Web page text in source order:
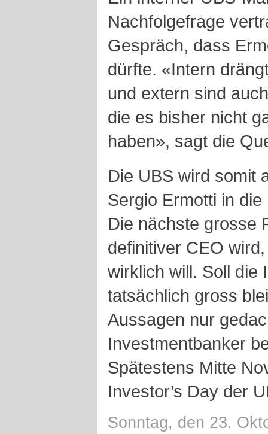
Nachfolgefrage
Gespräch, dass
dürfte. «Intern
und extern sind
die es bisher nicht
haben», sagt die
Die UBS wird somit
Sergio Ermotti in
Die nächste grosse
definitiver CEO
wirklich will. Soll die
tatsächlich gross
Aussagen nur
Investmentbanker
Spätestens Mitte
Investor’s Day der
Sonntag, den 23.